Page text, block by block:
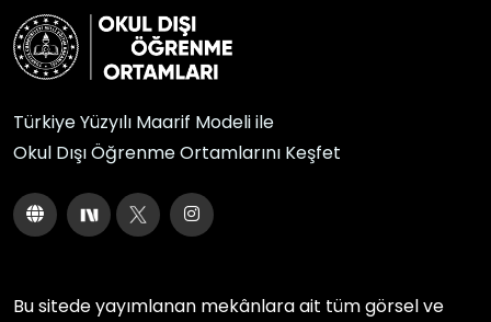
Türkiye Yüzyılı Maarif Modeli ile
Okul Dışı Öğrenme Ortamlarını Keşfet
Bu sitede yayımlanan mekânlara ait tüm görsel ve